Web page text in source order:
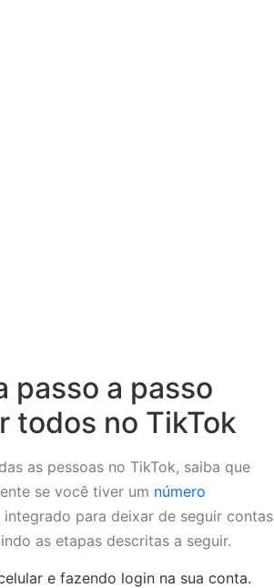
passo a passo
todos no TikTok
as pessoas no TikTok, saiba que
se você tiver um número
para deixar de seguir contas
as etapas descritas a seguir.
e fazendo login na sua conta.